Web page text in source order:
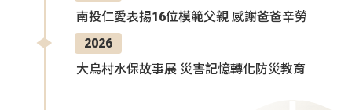
南投仁愛表揚16位模範父親 感謝爸爸辛勞
2026
大鳥村水保故事展 災害記憶轉化防災教育